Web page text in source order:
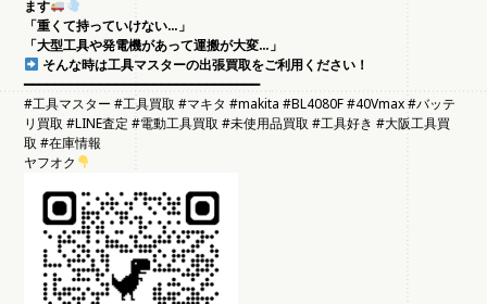
ます
「重くて持っていけない…」
「大型工具や発電機があって運搬が大変…」
そんな時は工具マスターの出張買取をご利用ください！
━━━━━━━━━━━━━━━━━━━━━━━━━━━━━━━
#工具マスター #工具買取 #マキタ #makita #BL4080F #40Vmax #バッテ
リ買取 #LINE査定 #電動工具買取 #未使用品買取 #工具好き #大阪工具買
取 #在庫情報
ヤフオク